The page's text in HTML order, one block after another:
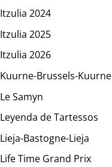
Itzulia 2024
Itzulia 2025
Itzulia 2026
Kuurne-Brussels-Kuurne
Le Samyn
Leyenda de Tartessos
Lieja-Bastogne-Lieja
Life Time Grand Prix